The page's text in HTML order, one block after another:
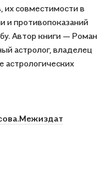
их совместимости в
и противопоказаний
Автор книги — Роман
астролог, владелец
астрологических